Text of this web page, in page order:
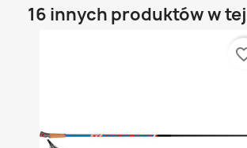
16 innych produktów w